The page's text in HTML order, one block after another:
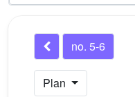
no. 5-6
Plan